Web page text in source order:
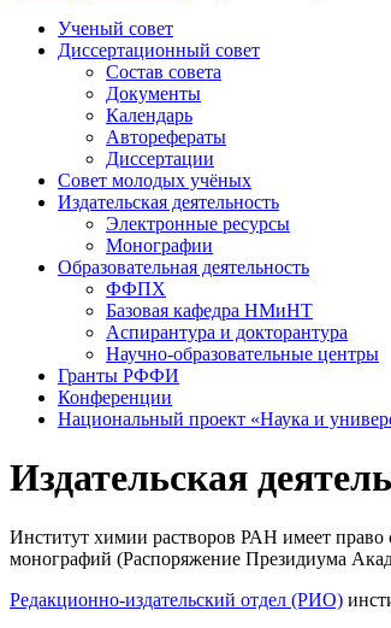
Ученый совет
Диссертационный совет
Состав совета
Документы
Календарь
Авторефераты
Диссертации
Совет молодых учёных
Издательская деятельность
Электронные ресурсы
Монографии
Образовательная деятельность
ФФПХ
Базовая кафедра НМиНТ
Аспирантура и докторантура
Научно-образовательные центры
Гранты РФФИ
Конференции
Национальный проект «Наука и
Издательская
Институт химии растворов РАН имеет право
монографий (Распоряжение Президиума
Редакционно-издательский отдел (РИО)